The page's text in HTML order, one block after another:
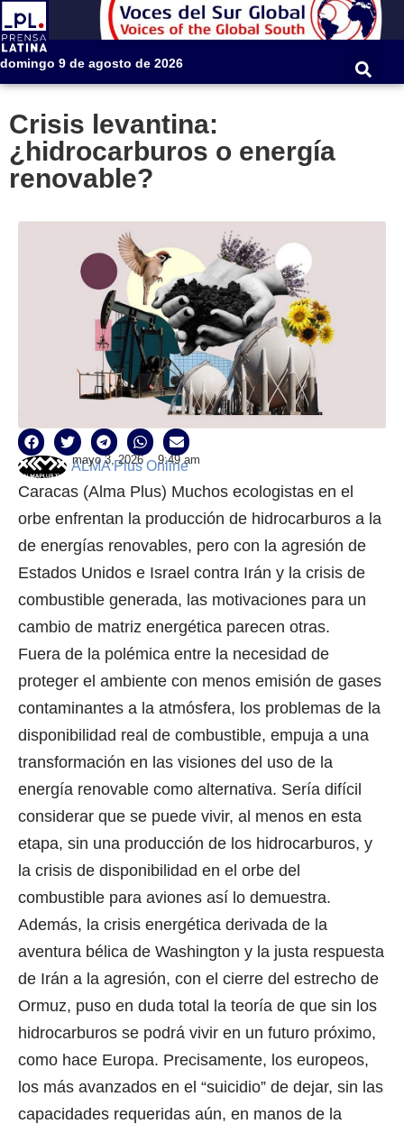
domingo 9 de agosto de 2026
Crisis levantina:
¿hidrocarburos o energía
renovable?
ALMA Plus Online
mayo 3, 2026 9:49 am
Caracas (Alma Plus) Muchos ecologistas en el
orbe enfrentan la producción de hidrocarburos a la
de energías renovables, pero con la agresión de
Estados Unidos e Israel contra Irán y la crisis de
combustible generada, las motivaciones para un
cambio de matriz energética parecen otras.
Fuera de la polémica entre la necesidad de
proteger el ambiente con menos emisión de gases
contaminantes a la atmósfera, los problemas de la
disponibilidad real de combustible, empuja a una
transformación en las visiones del uso de la
energía renovable como alternativa. Sería difícil
considerar que se puede vivir, al menos en esta
etapa, sin una producción de los hidrocarburos, y
la crisis de disponibilidad en el orbe del
combustible para aviones así lo demuestra.
Además, la crisis energética derivada de la
aventura bélica de Washington y la justa respuesta
de Irán a la agresión, con el cierre del estrecho de
Ormuz, puso en duda total la teoría de que sin los
hidrocarburos se podrá vivir en un futuro próximo,
como hace Europa. Precisamente, los europeos,
los más avanzados en el “suicidio” de dejar, sin las
capacidades requeridas aún, en manos de la